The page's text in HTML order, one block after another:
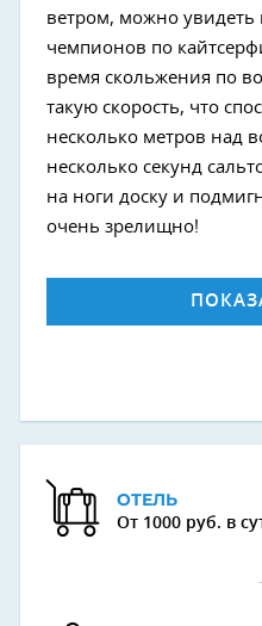
ветром, можно увидеть
чемпионов по
время скольжения по
такую скорость, что
несколько метров над
несколько секунд
на ноги доску и
очень зрелищно!
ОТЕЛЬ
От 1000 руб. в